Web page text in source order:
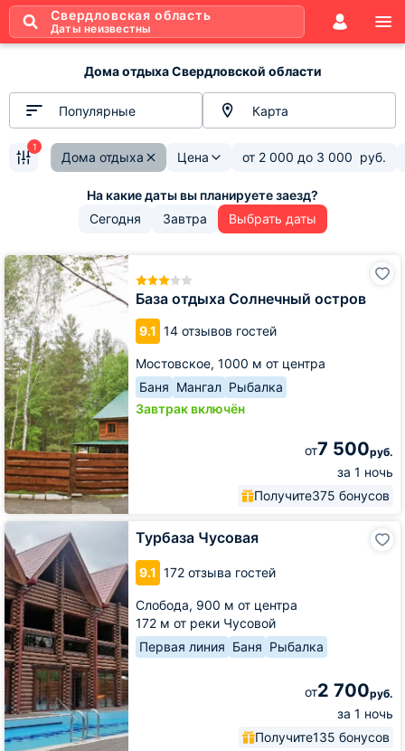
Свердловская область
Даты неизвестны
Дома отдыха Свердловской области
Популярные Карта
Дома отдыха Цена от 2 000 до 3 000 руб.
1
Сегодня Завтра Выбрать даты
База отдыха Солнечный остров
9.1 14 отзывов гостей
Мостовское, 1000 м от центра
Баня Мангал Рыбалка
Завтрак включён
от7 500руб.
за 1 ночь
Получите375 бонусов
База
отдыха
Солнечный
остров
Турбаза Чусовая
9.1 172 отзыва гостей
Слобода, 900 м от центра
172 м от реки Чусовой
Первая линия Баня Рыбалка
от2 700руб.
за 1 ночь
Получите135 бонусов
Турбаза
Чусовая